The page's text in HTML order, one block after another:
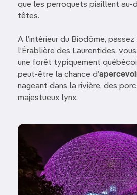
que les perroquets piaillent au-
têtes.
A l’intérieur du Biodôme,
l'Érablière des Laurentides,
une forêt typiquement
peut-être la chance d’
nageant dans la rivière, des
majestueux lynx.
Image